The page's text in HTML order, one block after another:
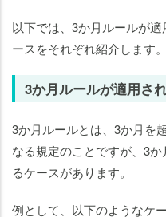
以下では、3か月ルールが
ースをそれぞれ紹介します。
3か月ルールが適用さ
3か月ルールとは、3か月を
なる規定のことですが、3
るケースがあります。
例として、以下のようなケ